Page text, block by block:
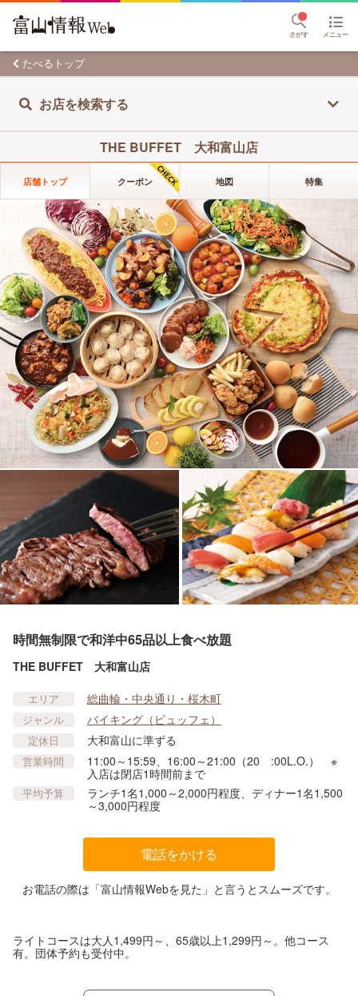
さがす メニュー
たべるトップ
お店を検索する
THE BUFFET 大和富山店
店舗トップ クーポン 地図 特集
時間無制限で和洋中65品以上食べ放題
THE BUFFET 大和富山店
エリア 総曲輪・中央通り・桜木町
ジャンル バイキング（ビュッフェ）
定休日 大和富山に準ずる
営業時間
11:00～15:59、16:00～21:00（20 :00L.O.） ※
入店は閉店1時間前まで
平均予算
ランチ1名1,000～2,000円程度、ディナー1名1,500
～3,000円程度
電話をかける
お電話の際は「富山情報Webを見た」と言うとスムーズです。
ライトコースは大人1,499円～、65歳以上1,299円～。他コース
有。団体予約も受付中。